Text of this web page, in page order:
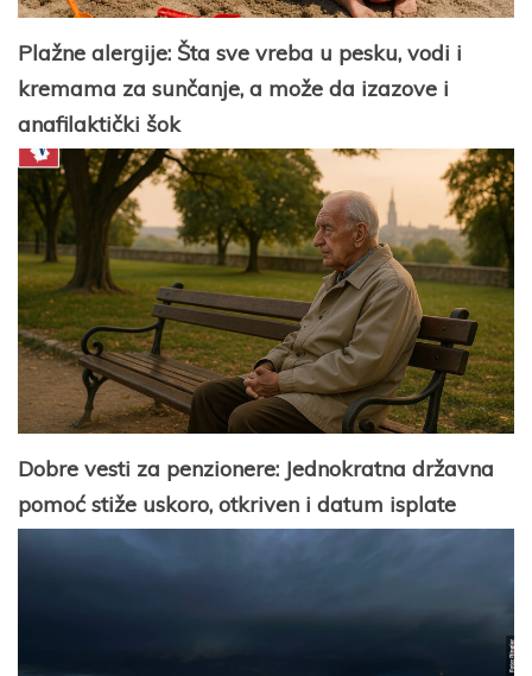
Plažne alergije: Šta sve vreba u pesku, vodi i
kremama za sunčanje, a može da izazove i
anafilaktički šok
Dobre vesti za penzionere: Jednokratna državna
pomoć stiže uskoro, otkriven i datum isplate